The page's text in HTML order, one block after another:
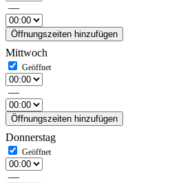
—
Öffnungszeiten hinzufügen
Mittwoch
—
Öffnungszeiten hinzufügen
Donnerstag
—